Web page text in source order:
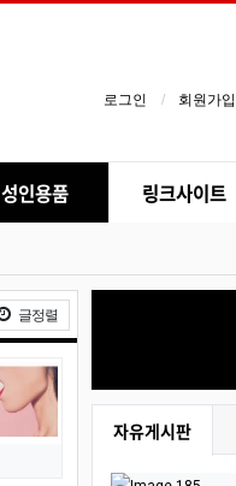
로그인 회원가입
성인용품 링크사이트
글정렬날짜순 정렬
자유게시판